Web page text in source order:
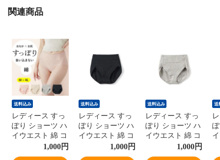
関連商品
送料込み
レディース すっ
ぽり ショーツ ハ
イウエスト 綿 コ
ットン お肌に優
しい ヒップアッ
1,000円
送料込み
レディース すっ
ぽり ショーツ ハ
イウエスト 綿 コ
ットン お肌に優
しい ヒップアッ
1,000円
送料込み
レディース すっ
ぽり ショーツ ハ
イウエスト 綿 コ
ットン お肌に優
しい ヒップアッ
1,000円
送